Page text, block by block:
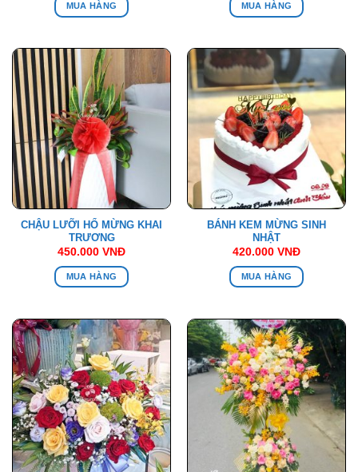
MUA HÀNG MUA HÀNG
CHẬU LƯỠI HỔ MỪNG KHAI
TRƯƠNG
450.000 VNĐ
MUA HÀNG
BÁNH KEM MỪNG SINH
NHẬT
420.000 VNĐ
MUA HÀNG